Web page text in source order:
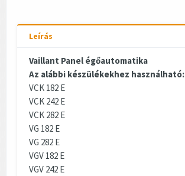
Leírás
Vaillant Panel égőautomatika
Az alábbi készülékekhez használható:
VCK 182 E
VCK 242 E
VCK 282 E
VG 182 E
VG 282 E
VGV 182 E
VGV 242 E